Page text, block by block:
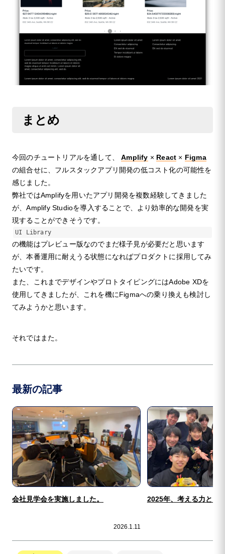
まとめ
今回のチュートリアルを通して、Amplify × React × Figma
の組合せに、フルスタックアプリ開発の低コスト化の可能性を
感じました。
弊社ではAmplifyを用いたアプリ開発を複数経験してきました
が、Amplify Studioを導入することで、より効率的な開発を実
現することができそうです。
UI Library
の機能はプレビュー版なのでまだ様子見が必要だと思います
が、本番運用に耐えうる状態になればプロダクトに採用してみ
たいです。
また、これまでデザインやプロトタイピングにはAdobe XDを
使用してきましたが、これを機にFigmaへの乗り換えも検討し
てみようかと思います。
それではまた。
最新の記事
会社見学会を実施しました。
2026.1.11
2025年、考える力と向